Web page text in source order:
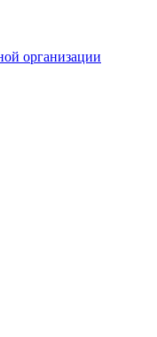
организации